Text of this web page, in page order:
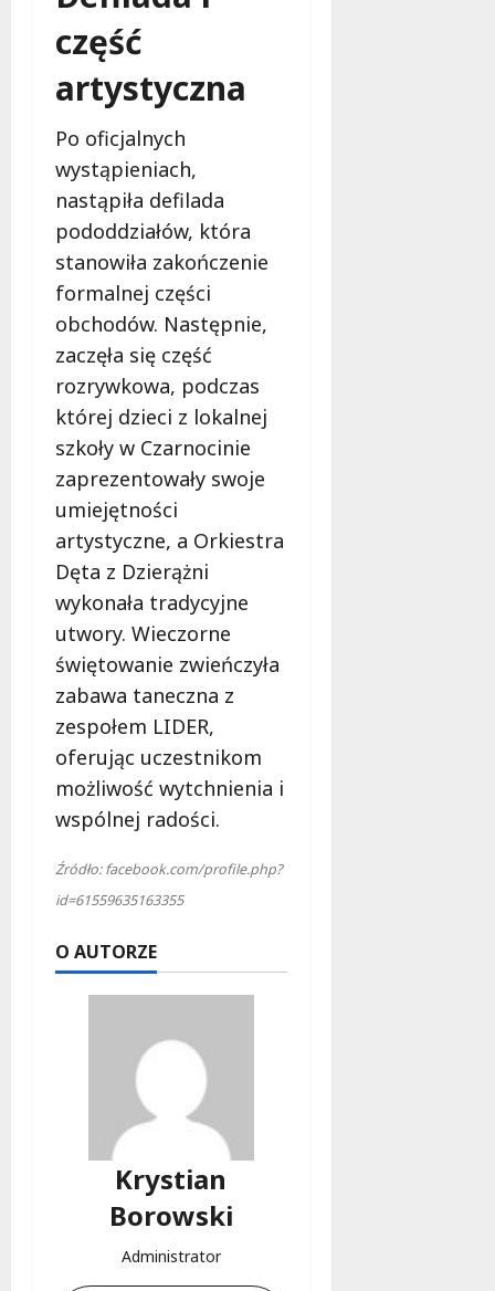
część
artystyczna
Po oficjalnych
wystąpieniach,
nastąpiła defilada
pododdziałów, która
stanowiła zakończenie
formalnej części
obchodów. Następnie,
zaczęła się część
rozrywkowa, podczas
której dzieci z lokalnej
szkoły w Czarnocinie
zaprezentowały swoje
umiejętności
artystyczne, a Orkiestra
Dęta z Dzierążni
wykonała tradycyjne
utwory. Wieczorne
świętowanie zwieńczyła
zabawa taneczna z
zespołem LIDER,
oferując uczestnikom
możliwość wytchnienia i
wspólnej radości.
Źródło: facebook.com/profile.php?
id=61559635163355
O AUTORZE
Krystian
Borowski
Administrator